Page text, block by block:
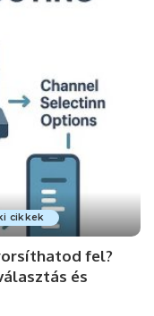
cikkek
fel?
és